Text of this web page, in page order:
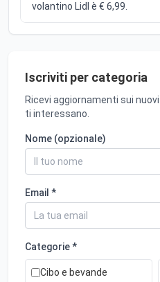
volantino Lidl è € 6,99.
Iscriviti per categoria
Ricevi aggiornamenti sui
ti interessano.
Nome (opzionale)
Email *
Categorie *
Cibo e bevande